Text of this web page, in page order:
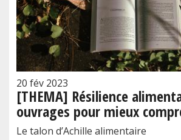
20 fév 2023
[THEMA] Résilience
ouvrages pour mieux
Le talon d’Achille alimentaire